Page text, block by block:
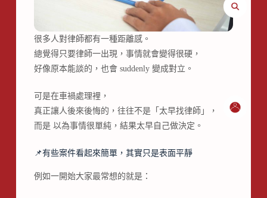
很多人對律師都有一種距離感。
總覺得只要律師一出現，事情就會變得很硬，
好像原本能談的，也會 suddenly 變成對立。
可是在車禍處理裡，
真正讓人後來後悔的，往往不是「太早找律師」，
而是 以為事情很單純，結果太早自己做決定。
📌有些案件看起來簡單，其實只是表面平靜
例如一開始大家最常想的就是：